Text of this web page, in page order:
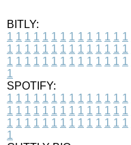
BITLY:
1 1 1 1 1 1 1 1 1 1 1 1 1 1
1 1 1 1 1 1 1 1 1 1 1 1 1 1
1 1 1 1 1 1 1 1 1 1 1 1 1 1
1
SPOTIFY:
1 1 1 1 1 1 1 1 1 1 1 1 1 1
1 1 1 1 1 1 1 1 1 1 1 1 1 1
1 1 1 1 1 1 1 1 1 1 1 1 1 1
1